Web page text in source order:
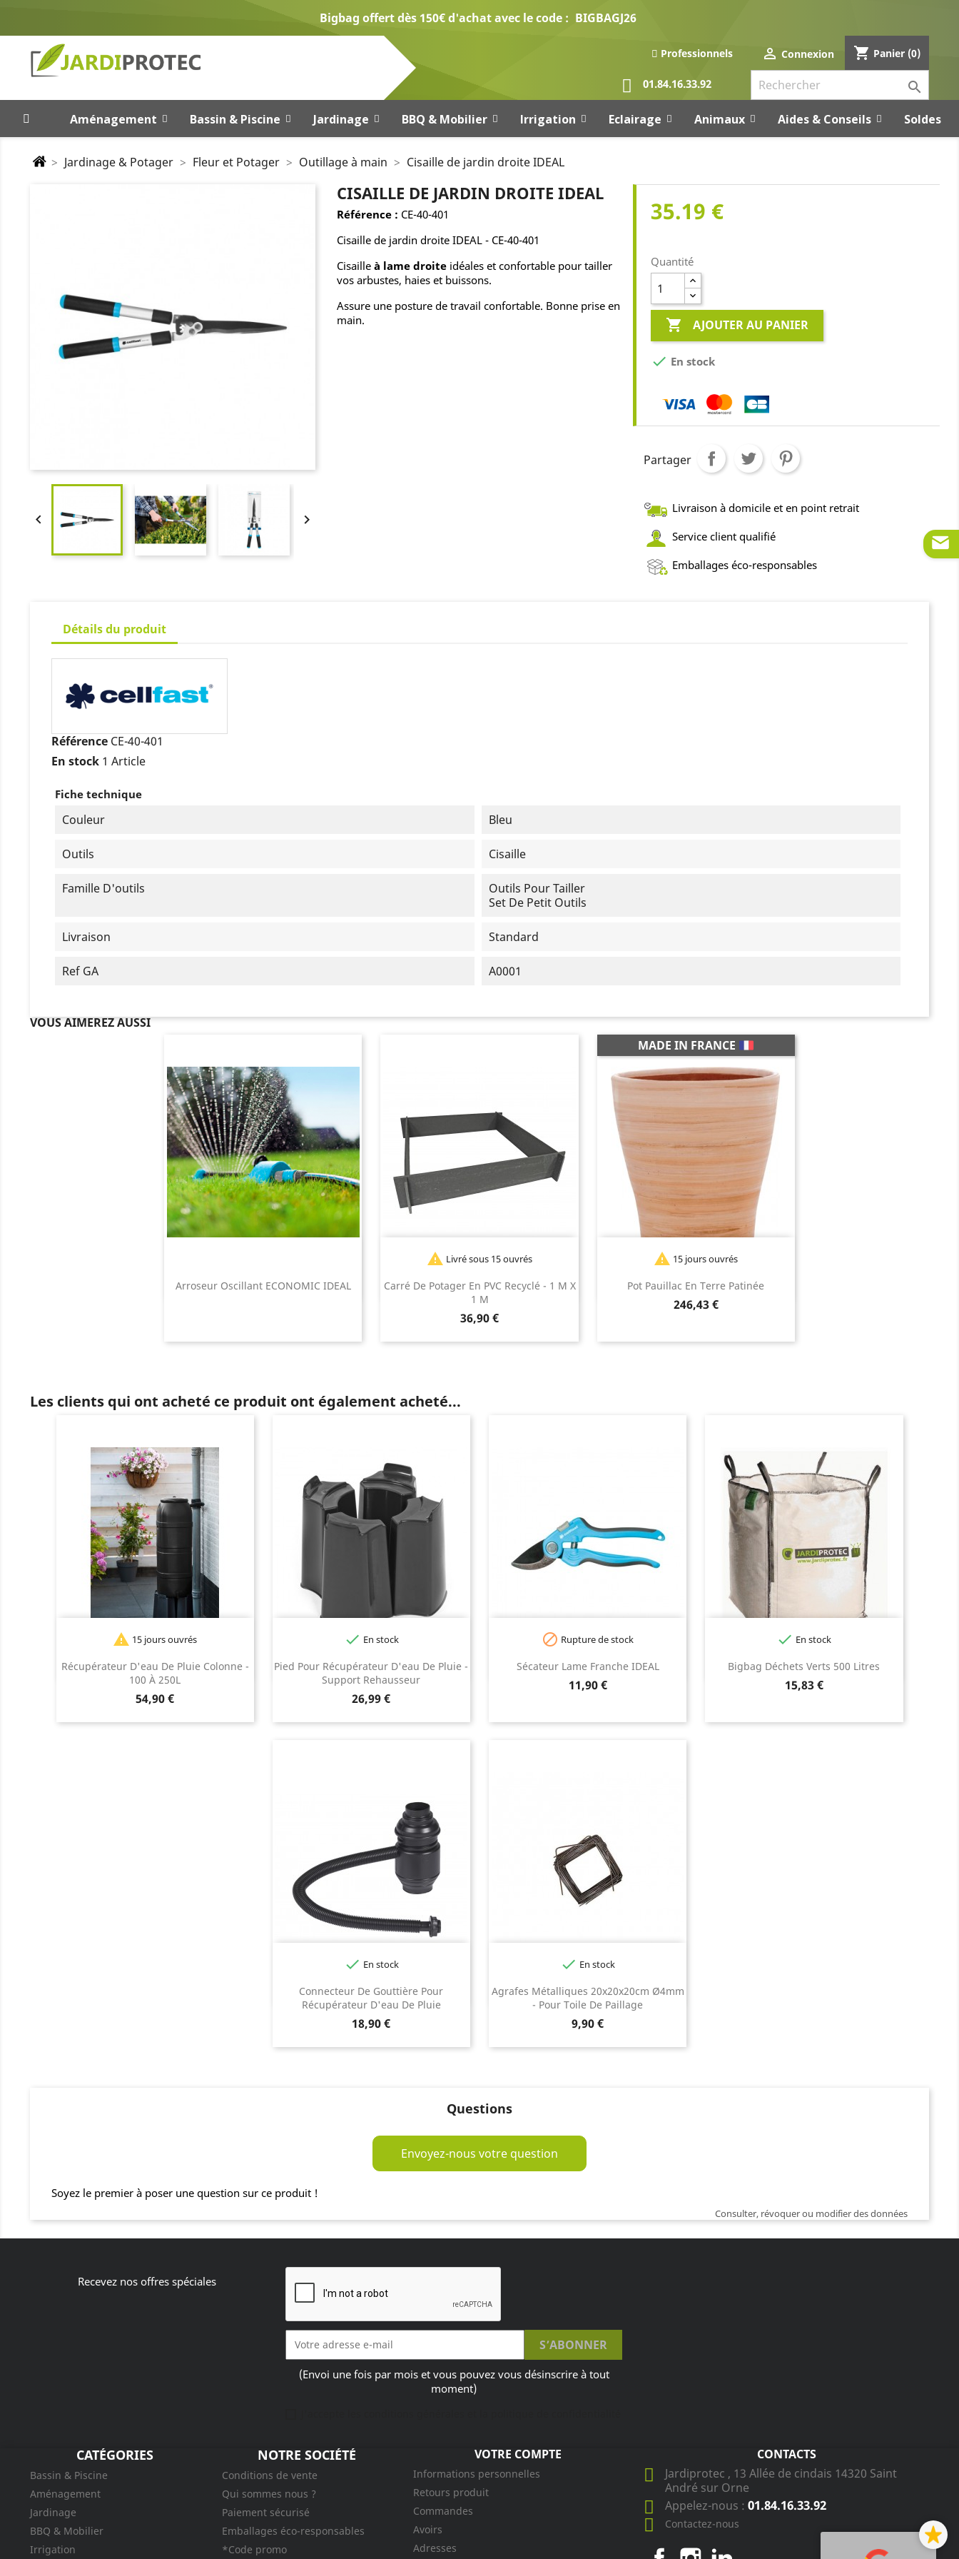
Bigbag offert dès 150€ d'achat avec le code : BIGBAGJ26
Professionnels  Connexion shopping_cart Panier (0)
01.84.16.33.92 
Aménagement Bassin & Piscine Jardinage BBQ & Mobilier Irrigation Eclairage Animaux Aides & Conseils Soldes
Jardinage & Potager Fleur et Potager Outillage à main Cisaille de jardin droite IDEAL
 
CISAILLE DE JARDIN DROITE IDEAL
Référence : CE-40-401
Cisaille de jardin droite IDEAL - CE-40-401
Cisaille à lame droiteidéales et confortable pour tailler
vos arbustes, haies et buissons.
Assure une posture de travail confortable. Bonne prise en
main.
35.19 €
Quantité
 AJOUTER AU PANIER
 En stock
Partager
Livraison à domicile et en point retrait
Service client qualifié
Emballages éco-responsables
Détails du produit
Référence CE-40-401
En stock 1 Article
Fiche technique
Couleur Bleu
Outils Cisaille
Famille D'outils
Outils Pour Tailler
Set De Petit Outils
Livraison Standard
Ref GA A0001
VOUS AIMEREZ AUSSI
Arroseur Oscillant ECONOMIC IDEAL
Carré De Potager En PVC Recyclé - 1 M X
1 M
Prix
36,90 €
 Livré sous 15 ouvrés
Pot Pauillac En Terre Patinée
Prix
246,43 €
MADE IN FRANCE
 15 jours ouvrés
Terre
patinée
Les clients qui ont acheté ce produit ont également acheté...
Récupérateur D'eau De Pluie Colonne -
100 À 250L
Prix
54,90 €
 15 jours ouvrés
Noir Beige Taupe
Pied Pour Récupérateur D'eau De Pluie -
Support Rehausseur
Prix
26,99 €
 En stock
Sécateur Lame Franche IDEAL
Prix
11,90 €
 Rupture de stock
Bigbag Déchets Verts 500 Litres
Prix
15,83 €
 En stock
Connecteur De Gouttière Pour
Récupérateur D'eau De Pluie
Prix
18,90 €
 En stock
Agrafes Métalliques 20x20x20cm Ø4mm
- Pour Toile De Paillage
Prix
9,90 €
 En stock
Questions
Envoyez-nous votre question
Soyez le premier à poser une question sur ce produit !
Consulter, révoquer ou modifier des données
Recevez nos offres spéciales
(Envoi une fois par mois et vous pouvez vous désinscrire à tout
moment)
CATÉGORIES
Bassin & Piscine
Aménagement
Jardinage
BBQ & Mobilier
Irrigation
NOTRE SOCIÉTÉ
Conditions de vente
Qui sommes nous ?
Paiement sécurisé
Emballages éco-responsables
*Code promo
VOTRE COMPTE
Informations personnelles
Retours produit
Commandes
Avoirs
Adresses
CONTACTS
Jardiprotec , 13 Allée de cindais 14320 Saint
André sur Orne
Appelez-nous :01.84.16.33.92
Contactez-nous
FacebookInstagram